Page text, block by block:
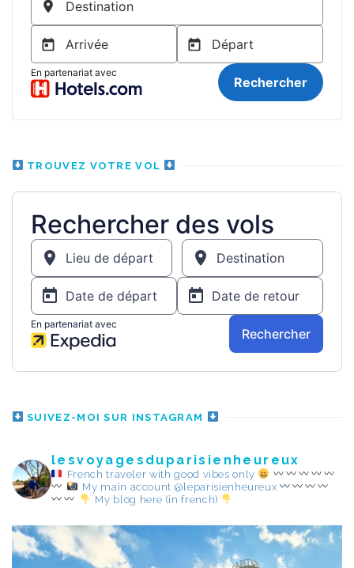
TROUVEZ VOTRE VOL
SUIVEZ-MOI SUR INSTAGRAM
lesvoyagesduparisienheureux
French traveler with good vibes only
My main account @leparisienheureux
My blog here (in french)